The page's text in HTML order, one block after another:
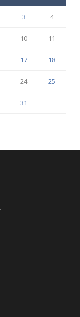
3 4
10 11
17 18
24 25
31